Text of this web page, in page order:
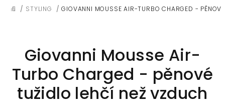
DOMŮ
/ STYLING / GIOVANNI MOUSSE AIR-TURBO CHARGED -
Giovanni Mousse Air-
Turbo Charged - pěnové
tužidlo lehčí než vzduch